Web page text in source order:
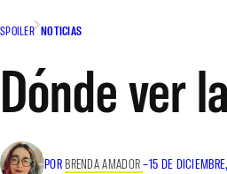
SPOILER NOTICIAS
Dónde ver
POR BRENDA AMADOR–15 DE